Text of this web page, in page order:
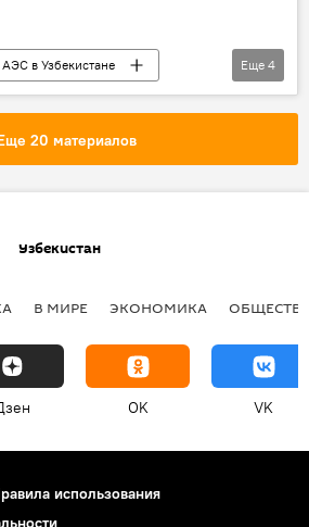
в Узбекистане
Еще 4
20 материалов
Узбекистан
В МИРЕ ЭКОНОМИКА
OK VK
использования